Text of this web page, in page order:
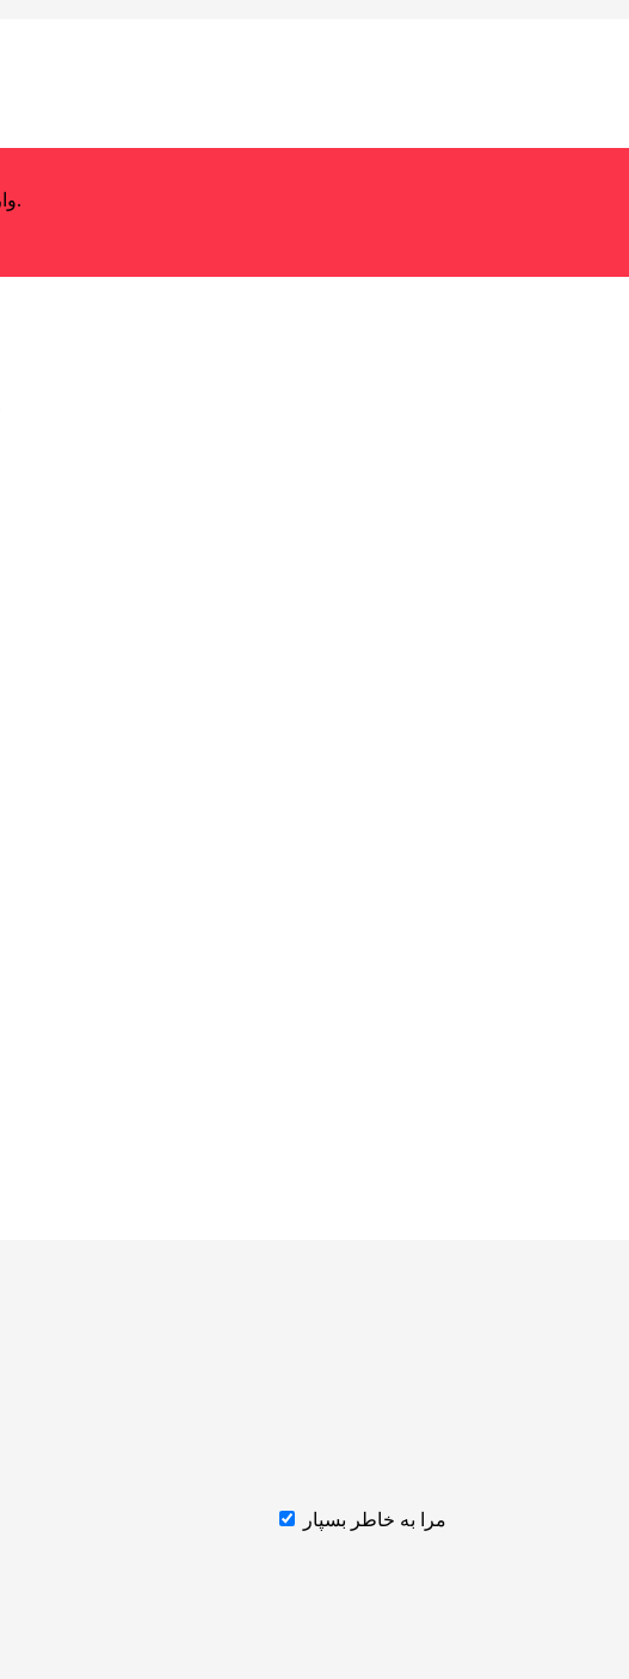
وارد شوید یا یک حساب کاربری جدید ایجاد کنید.
مرا به خاطر بسپار